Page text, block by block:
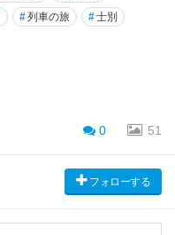
#列車の旅 #士別
0 51
フォローする